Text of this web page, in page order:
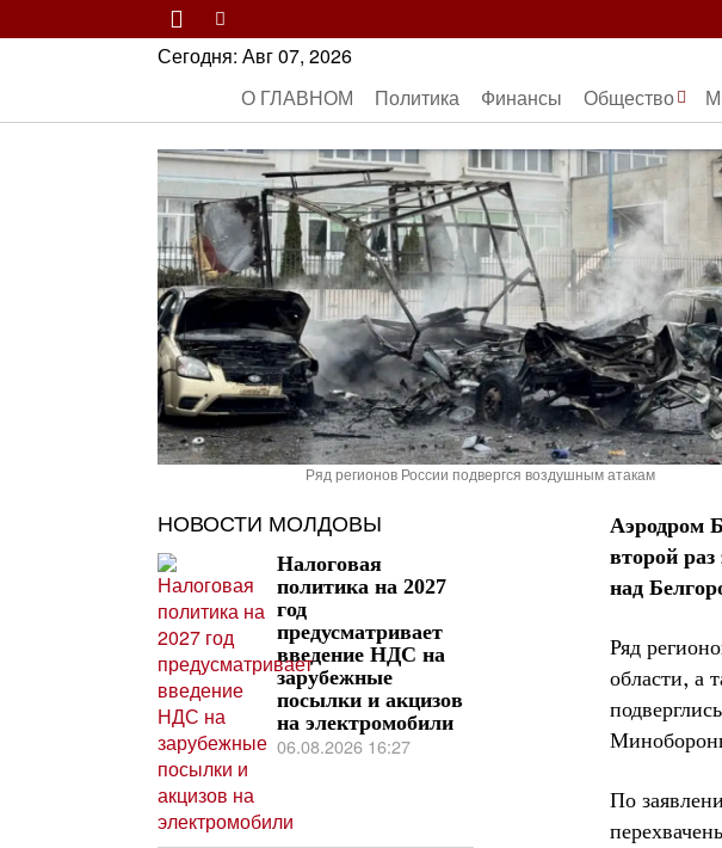
Сегодня: Авг 07, 2026
О ГЛАВНОМ
Политика Финансы Общество
Ряд регионов России подвергся воздушным атакам
Аэродром
второй
над
Ряд
области, а
По
НОВОСТИ МОЛДОВЫ
Налоговая
политика на 2027
год
предусматривает
введение НДС на
зарубежные
посылки и акцизов
на электромобили
06.08.2026 16:27